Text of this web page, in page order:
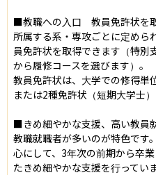
■教職への入口　教員免許状を
所属する系・専攻ごとに定めら
員免許状を取得できます（特別
から履修コースを選びます）。
教員免許状は、大学での修得単
または2種免許状（短期大学士
■きめ細やかな支援、高い教員
教職就職者が多いのが特色です
心にして、3年次の前期から卒
たきめ細やかな支援を行っていま